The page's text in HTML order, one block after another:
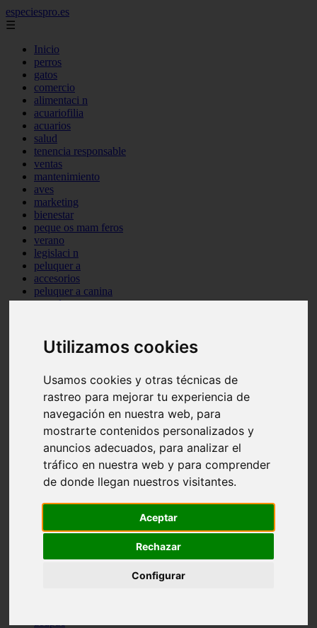
Utilizamos cookies
Usamos cookies y otras técnicas de
rastreo para mejorar tu experiencia de
navegación en nuestra web, para
mostrarte contenidos personalizados y
anuncios adecuados, para analizar el
tráfico en nuestra web y para comprender
de donde llegan nuestros visitantes.
Aceptar
Rechazar
Configurar
especiespro.es
☰
Inicio
perros
gatos
comercio
alimentaci n
acuariofilia
acuarios
salud
tenencia responsable
ventas
mantenimiento
aves
marketing
bienestar
peque os mam feros
verano
legislaci n
peluquer a
accesorios
peluquer a canina
complementos
protagonistas
reptiles
adopci n
ferias
higiene
snacks
acuario
iberzoo propet
comercios
estanques
viajar
cr a
especies invasoras
agua